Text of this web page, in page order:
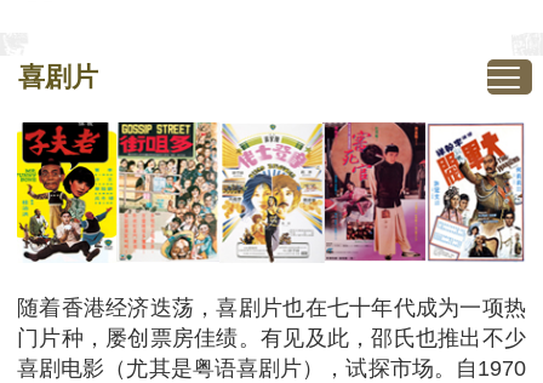
喜剧片
随着香港经济迭荡，喜剧片也在七十年代成为一项热
门片种，屡创票房佳绩。有见及此，邵氏也推出不少
喜剧电影（尤其是粤语喜剧片），试探市场。自1970